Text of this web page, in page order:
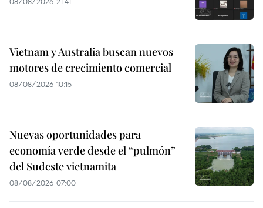
Vietnam y Australia buscan nuevos
motores de crecimiento comercial
08/08/2026 10:15
Nuevas oportunidades para
economía verde desde el “pulmón”
del Sudeste vietnamita
08/08/2026 07:00